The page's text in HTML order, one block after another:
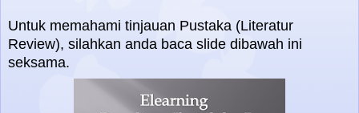
Untuk memahami tinjauan Pustaka (Literatur
Review), silahkan anda baca slide dibawah ini
seksama.